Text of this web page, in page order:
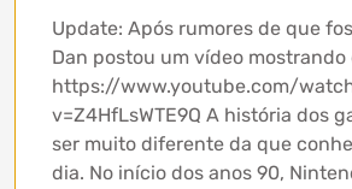
Update: Após rumores de que
Dan postou um vídeo mostrando
https://www.youtube.com/
v=Z4HfLsWTE9Q A história dos
ser muito diferente da que
dia. No início dos anos 90,